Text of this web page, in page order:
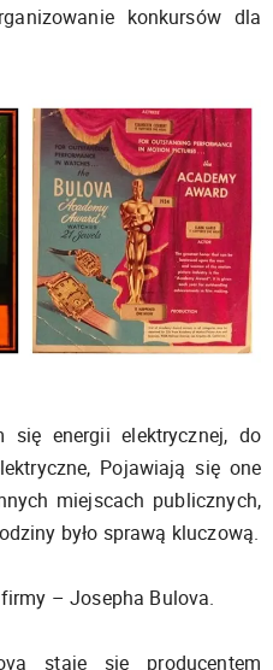
konkursów dla
się energii elektrycznej, do
Pojawiają się one
miejscach publicznych,
było sprawą kluczową.
– Josepha Bulova.
staje się producentem